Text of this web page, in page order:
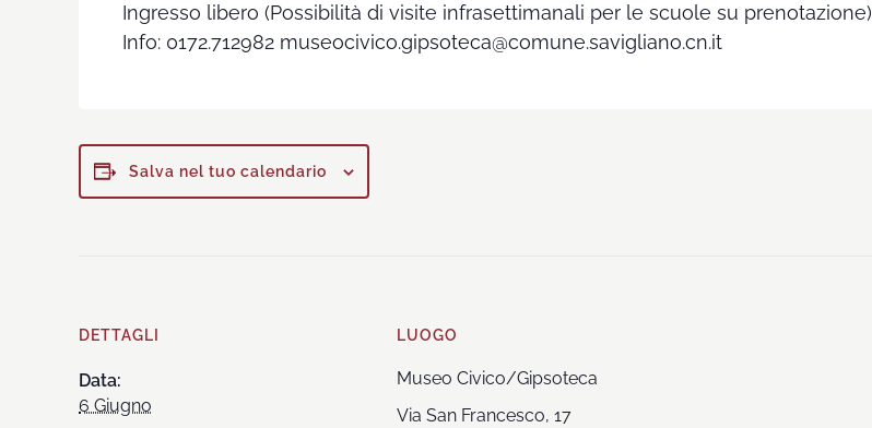
Ingresso libero (Possibilità di visite infrasettimanali per le scuole su prenotazione)
Info: 0172.712982 museocivico.gipsoteca@comune.savigliano.cn.it
Salva nel tuo calendario
DETTAGLI
Data:
6 Giugno
LUOGO
Museo Civico/Gipsoteca
Via San Francesco, 17